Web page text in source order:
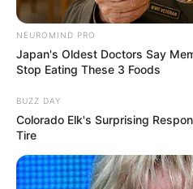
NEUROMIND PRO
Japan's Oldest Doctors Say
Stop Eating These 3 Foods
BUZZ DAY
Colorado Elk's Surprising
Tire